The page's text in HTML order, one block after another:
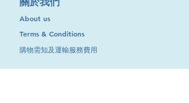
About us
Terms & Conditions
購物需知及運輸服務費用